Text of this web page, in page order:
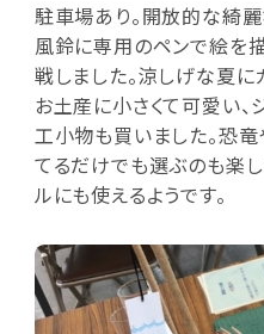
駐車場あり。開放的な綺
風鈴に専用のペンで絵を
戦しました。涼しげな夏に
お土産に小さくて可愛い
工小物も買いました。恐
てるだけでも選ぶのも楽し
ルにも使えるようです。